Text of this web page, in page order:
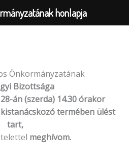
Önkormányzatának
Bizottsága
án (szerda) 14.30 órakor
termében ülést
tart,
meghívom.
honlapja